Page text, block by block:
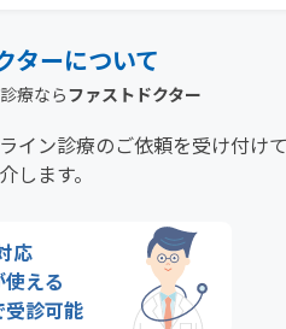
はその原因がはっきりしない
すのが難しい
診察を受けたい
ターについて
療ならファストドクター
イン診療のご依頼を受け付け
します。
応
える
受診可能